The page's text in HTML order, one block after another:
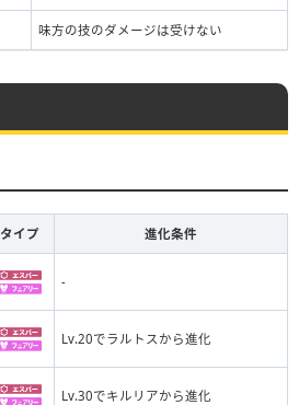
味方の技のダメージは受けない
タイプ 進化条件
-
Lv.20でラルトスから進化
Lv.30でキルリアから進化